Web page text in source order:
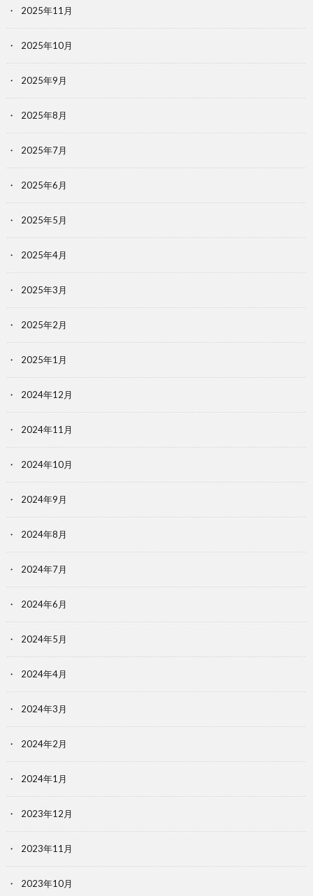
2025年11月
2025年10月
2025年9月
2025年8月
2025年7月
2025年6月
2025年5月
2025年4月
2025年3月
2025年2月
2025年1月
2024年12月
2024年11月
2024年10月
2024年9月
2024年8月
2024年7月
2024年6月
2024年5月
2024年4月
2024年3月
2024年2月
2024年1月
2023年12月
2023年11月
2023年10月